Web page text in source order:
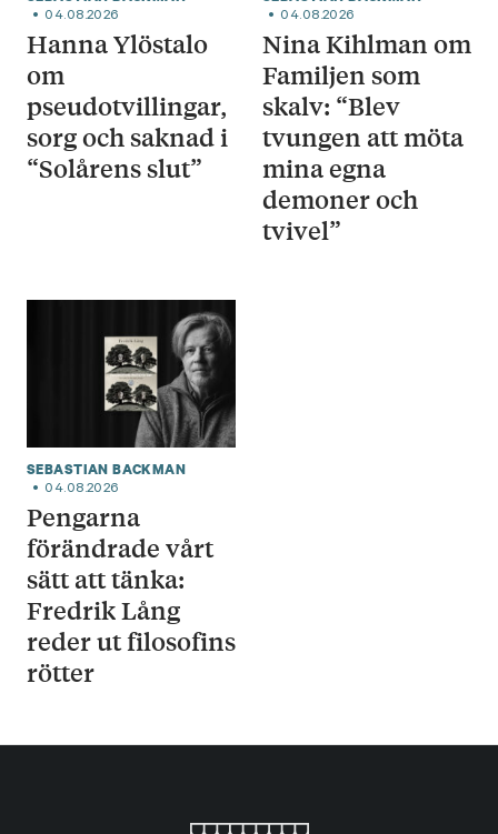
04.08.2026
Hanna Ylöstalo
om
pseudotvillingar,
sorg och saknad i
“Solårens slut”
04.08.2026
Nina Kihlman om
Familjen som
skalv: “Blev
tvungen att möta
mina egna
demoner och
tvivel”
SEBASTIAN BACKMAN
04.08.2026
Pengarna
förändrade vårt
sätt att tänka:
Fredrik Lång
reder ut filosofins
rötter